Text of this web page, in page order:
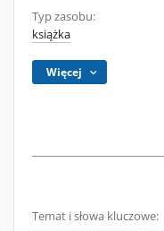
Typ zasobu:
książka
Więcej
Temat i słowa kluczowe: